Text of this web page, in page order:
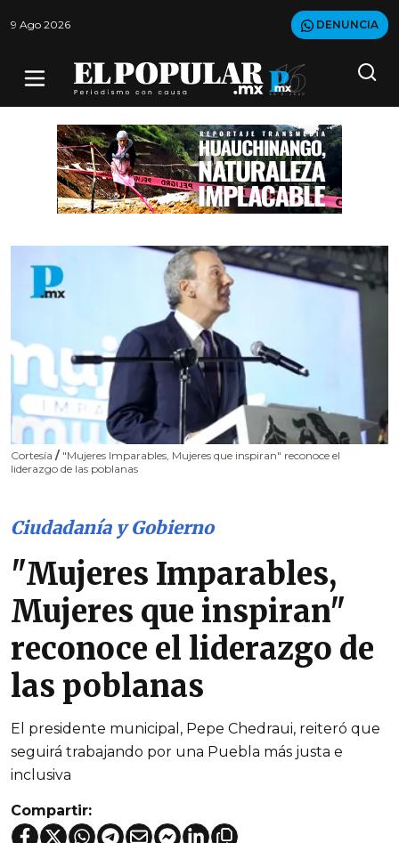
9 Ago 2026 DENUNCIA
Cortesía / "Mujeres Imparables, Mujeres que inspiran" reconoce el
liderazgo de las poblanas
Ciudadanía y Gobierno
"Mujeres Imparables,
Mujeres que inspiran"
reconoce el liderazgo de
las poblanas
El presidente municipal, Pepe Chedraui, reiteró que
seguirá trabajando por una Puebla más justa e
inclusiva
Compartir: